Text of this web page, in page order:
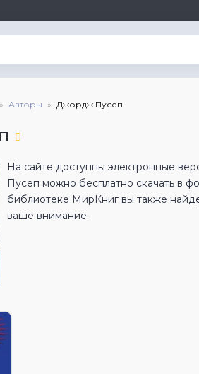
Авторы Джордж Пусеп
На сайте доступны электронные
Пусеп можно бесплатно скачать в
библиотеке МирКниг вы также
ваше внимание.